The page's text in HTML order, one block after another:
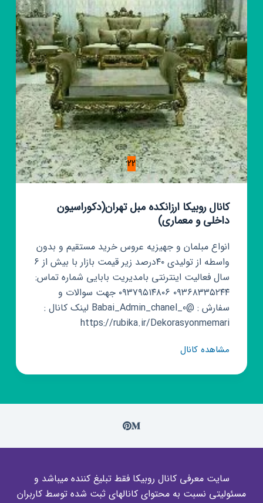
🔥
22
کانال روبیکا ارزانکده مبل تهران(دکوراسیون
داخلی و معماری)
انواع مبلمان و جهیزیه عروس خرید مستقیم و بدون
واسطه از تولیدی ۴۰درصد زیر قیمت بازار با بیش از ۶
سال فعالیت اینترنتی بامدیریت بابایی شماره تماس:
۰۹۳۶۸۳۳۵۲۴۴ ۰۹۳۷۹۵۱۴۸۰۶ جهت سوالات و
سفارش : @Babai_Admin_chanel_0 لینک کانال :
https://rubika.ir/Dekorasyonmemari
مشاهده کانالکانال
ارزانکده
تهران(دکوراسیون
معماری)
سایت معرفی کانال روبیکا فقط تبلیغ کننده میباشد و
مسئولیتی نسبت به محتوای کانالهای ثبت شده توسط کاربران